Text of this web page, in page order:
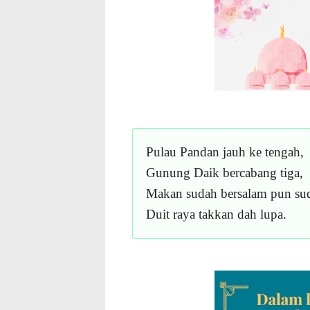
Pulau Pandan jauh ke tengah,
Gunung Daik bercabang tiga,
Makan sudah bersalam pun
Duit raya takkan dah lupa.